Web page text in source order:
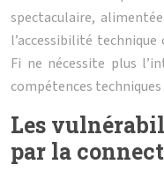
spectaculaire,
l’accessibilité
Fi ne nécessite plus
compétences techniques
Les
par la